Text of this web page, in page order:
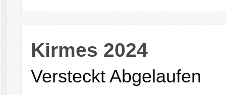
Kirmes 2024
Versteckt Abgelaufen